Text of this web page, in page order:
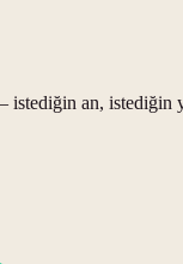
an, istediğin